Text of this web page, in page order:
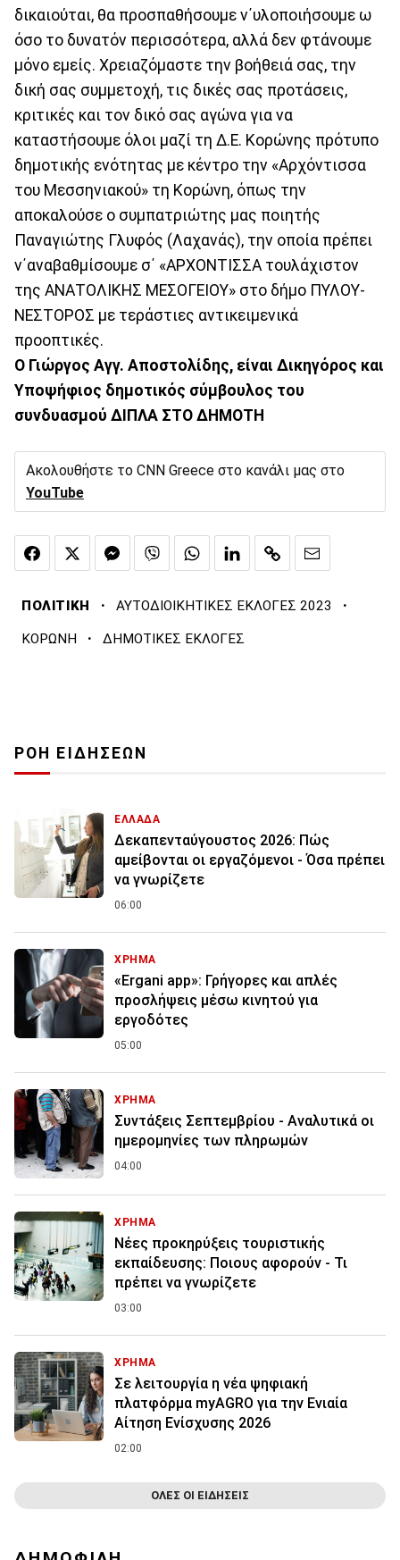
δικαιούται, θα προσπαθήσουμε ν΄υλοποιήσουμε ω
όσο το δυνατόν περισσότερα, αλλά δεν φτάνουμε
μόνο εμείς. Χρειαζόμαστε την βοήθειά σας, την
δική σας συμμετοχή, τις δικές σας προτάσεις,
κριτικές και τον δικό σας αγώνα για να
καταστήσουμε όλοι μαζί τη Δ.Ε. Κορώνης πρότυπο
δημοτικής ενότητας με κέντρο την «Αρχόντισσα
του Μεσσηνιακού» τη Κορώνη, όπως την
αποκαλούσε ο συμπατριώτης μας ποιητής
Παναγιώτης Γλυφός (Λαχανάς), την οποία πρέπει
ν΄αναβαθμίσουμε σ΄ «ΑΡΧΟΝΤΙΣΣΑ τουλάχιστον
της ΑΝΑΤΟΛΙΚΗΣ ΜΕΣΟΓΕΙΟΥ» στο δήμο ΠΥΛΟΥ-
ΝΕΣΤΟΡΟΣ με τεράστιες αντικειμενικά
προοπτικές.
Ο Γιώργος Αγγ. Αποστολίδης, είναι Δικηγόρος και
Υποψήφιος δημοτικός σύμβουλος του
συνδυασμού ΔΙΠΛΑ ΣΤΟ ΔΗΜΟΤΗ
Ακολουθήστε το CNN Greece στο κανάλι μας στο
YouTube
ΠΟΛΙΤΙΚΗ · ΑΥΤΟΔΙΟΙΚΗΤΙΚΕΣ ΕΚΛΟΓΕΣ 2023 ·
ΚΟΡΩΝΗ · ΔΗΜΟΤΙΚΕΣ ΕΚΛΟΓΕΣ
ΡΟΗ ΕΙΔΗΣΕΩΝ
ΕΛΛΑΔΑ
Δεκαπενταύγουστος 2026: Πώς
αμείβονται οι εργαζόμενοι - Όσα πρέπει
να γνωρίζετε
06:00
ΧΡΗΜΑ
«Ergani app»: Γρήγορες και απλές
προσλήψεις μέσω κινητού για
εργοδότες
05:00
ΧΡΗΜΑ
Συντάξεις Σεπτεμβρίου - Αναλυτικά οι
ημερομηνίες των πληρωμών
04:00
ΧΡΗΜΑ
Νέες προκηρύξεις τουριστικής
εκπαίδευσης: Ποιους αφορούν - Τι
πρέπει να γνωρίζετε
03:00
ΧΡΗΜΑ
Σε λειτουργία η νέα ψηφιακή
πλατφόρμα myAGRO για την Ενιαία
Αίτηση Ενίσχυσης 2026
02:00
ΟΛΕΣ ΟΙ ΕΙΔΗΣΕΙΣ